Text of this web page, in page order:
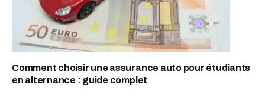
Comment choisir une assurance auto pour étudiants
en alternance : guide complet